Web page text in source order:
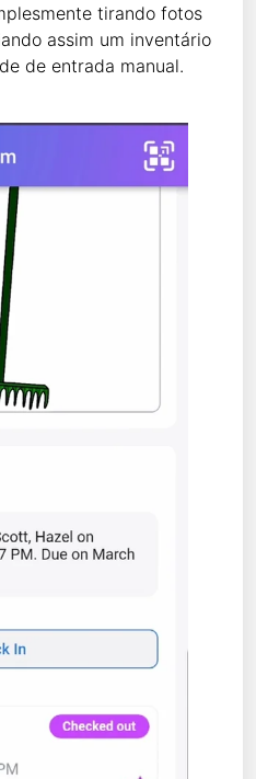
tirando fotos
assim um inventário
de entrada manual.